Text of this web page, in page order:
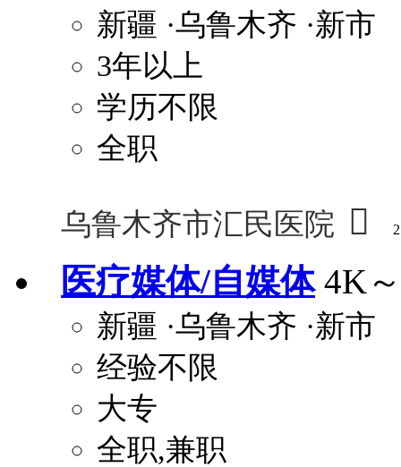
新疆 ·乌鲁木齐 ·新市
3年以上
学历不限
全职
乌鲁木齐市汇民医院 
医疗媒体/自媒体 4K
新疆 ·乌鲁木齐 ·新市
经验不限
大专
全职,兼职